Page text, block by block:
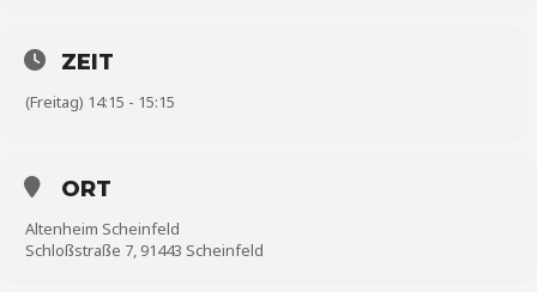
ZEIT
(Freitag) 14:15 - 15:15
ORT
Altenheim Scheinfeld
Schloßstraße 7, 91443 Scheinfeld